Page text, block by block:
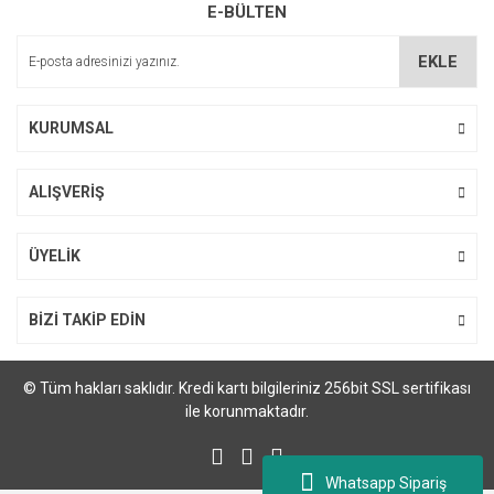
Whatsapp Sipariş
Ürün açıklamasında eksik bilgiler bulunuyor.
E-BÜLTEN
EKLE
KURUMSAL
ALIŞVERİŞ
ÜYELİK
BİZİ TAKİP EDİN
© Tüm hakları saklıdır. Kredi kartı bilgileriniz 256bit SSL sertifikası
ile korunmaktadır.